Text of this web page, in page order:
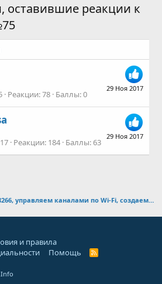
оставившие реакции к
29 Ноя 2017
Реакции 78 Баллы 0
29 Ноя 2017
Реакции 184 Баллы 63
Заливаем скетчи в ESP8266, управляем каналами по Wi-Fi, создаем свои сети.
и правила
Помощь
R